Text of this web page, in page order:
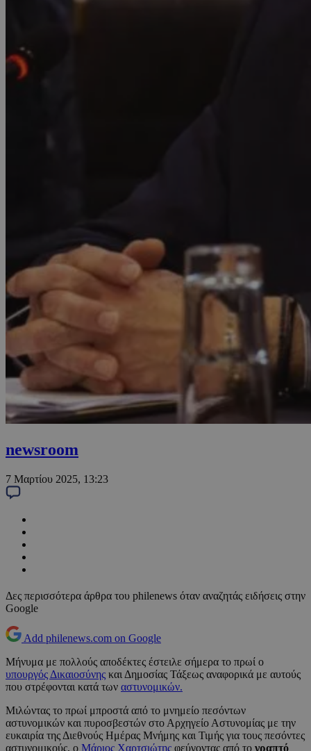
newsroom
7 Μαρτίου 2025, 13:23
Δες περισσότερα άρθρα του philenews όταν αναζητάς ειδήσεις στην
Google
Add philenews.com on Google
Μήνυμα με πολλούς αποδέκτες έστειλε σήμερα το πρωί ο
υπουργός Δικαιοσύνης και Δημοσίας Τάξεως αναφορικά με αυτούς
που στρέφονται κατά των αστυνομικών.
Μιλώντας το πρωί μπροστά από το μνημείο πεσόντων
αστυνομικών και πυροσβεστών στο Αρχηγείο Αστυνομίας με την
ευκαιρία της Διεθνούς Ημέρας Μνήμης και Τιμής για τους πεσόντες
αστυνομικούς, ο Μάριος Χαρτσιώτης φεύγοντας από το γραπτό